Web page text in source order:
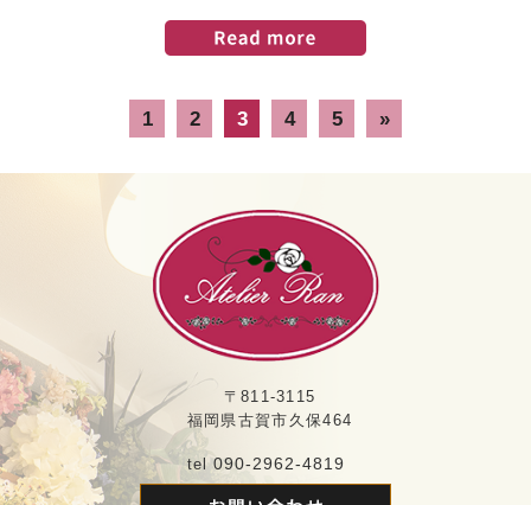
1 2 3 4 5 »
〒811-3115
福岡県古賀市久保464
tel 090-2962-4819